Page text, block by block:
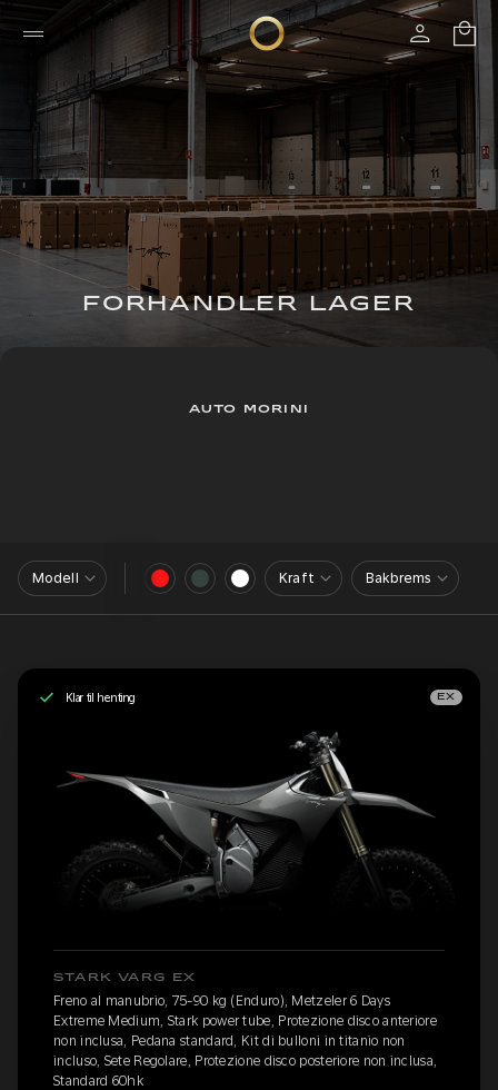
FORHANDLER LAGER
AUTO MORINI
Modell Kraft Bakbrems
Klar til henting EX
STARK VARG EX
Freno al manubrio, 75-90 kg (Enduro), Metzeler 6 Days
Extreme Medium, Stark power tube, Protezione disco anteriore
non inclusa, Pedana standard, Kit di bulloni in titanio non
incluso, Sete Regolare, Protezione disco posteriore non inclusa,
Standard 60hk